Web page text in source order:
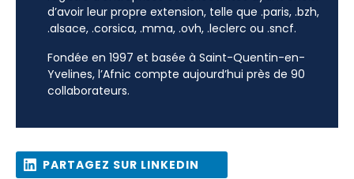
d’avoir leur propre extension, telle que .paris, .bzh,
.alsace, .corsica, .mma, .ovh, .leclerc ou .sncf.
Fondée en 1997 et basée à Saint-Quentin-en-
Yvelines, l’Afnic compte aujourd’hui près de 90
collaborateurs.
PARTAGEZ SUR LINKEDIN